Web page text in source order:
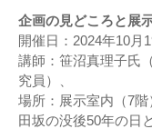
企画の見どころと展
開催日：2024年10月
講師：笹沼真理子氏
究員）、
場所：展示室内（7階
田坂の没後50年の日